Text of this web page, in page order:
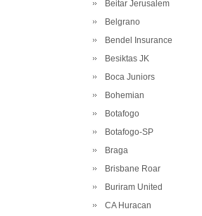
Beitar Jerusalem
Belgrano
Bendel Insurance
Besiktas JK
Boca Juniors
Bohemian
Botafogo
Botafogo-SP
Braga
Brisbane Roar
Buriram United
CA Huracan